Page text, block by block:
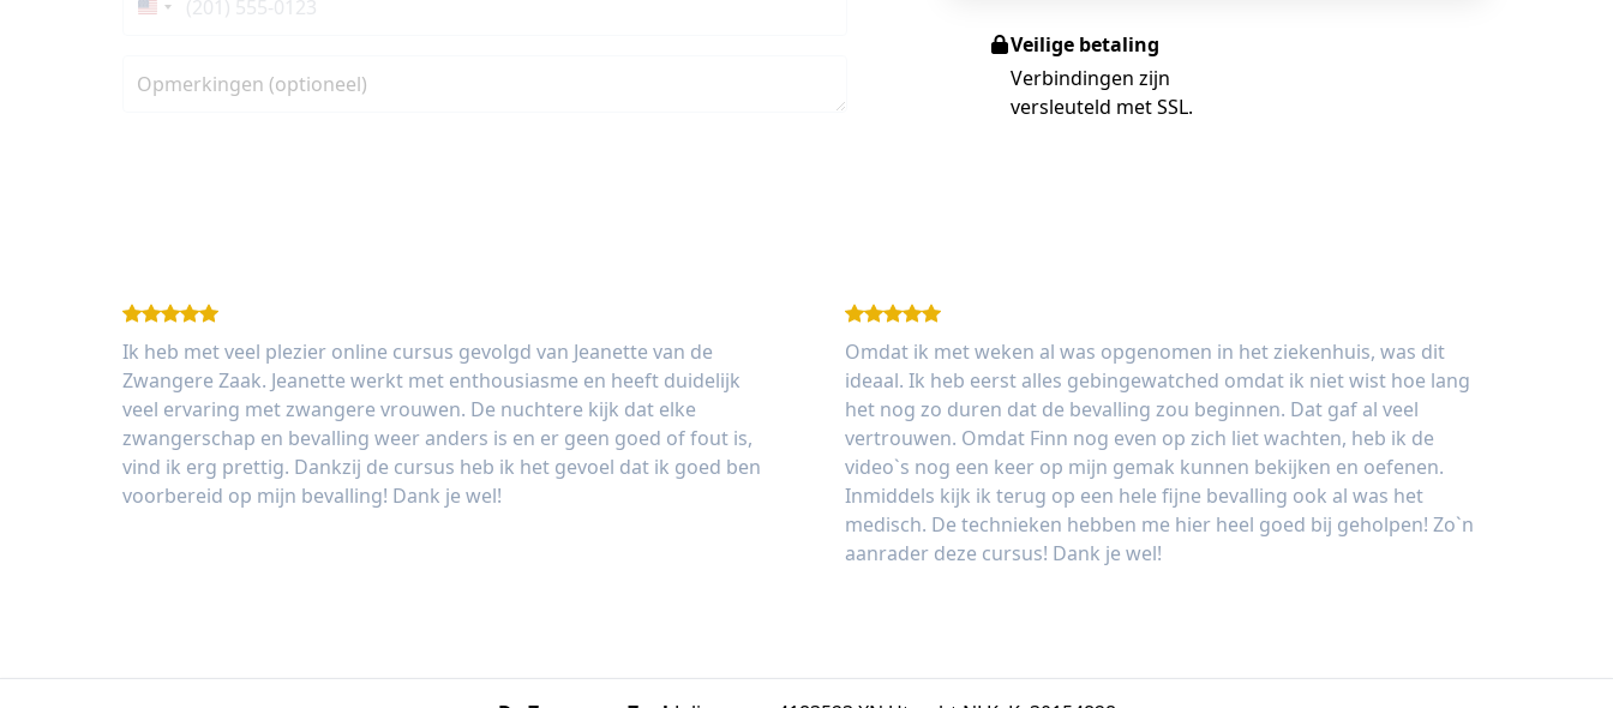
Verenigde
+1
Opmerkingen (optioneel)
Veilige betaling
Verbindingen zijn
versleuteld met SSL.
Ik heb met veel plezier online cursus gevolgd van Jeanette van de
Zwangere Zaak. Jeanette werkt met enthousiasme en heeft duidelijk
veel ervaring met zwangere vrouwen. De nuchtere kijk dat elke
zwangerschap en bevalling weer anders is en er geen goed of fout is,
vind ik erg prettig. Dankzij de cursus heb ik het gevoel dat ik goed ben
voorbereid op mijn bevalling! Dank je wel!
Omdat ik met weken al was opgenomen in het ziekenhuis, was dit
ideaal. Ik heb eerst alles gebingewatched omdat ik niet wist hoe lang
het nog zo duren dat de bevalling zou beginnen. Dat gaf al veel
vertrouwen. Omdat Finn nog even op zich liet wachten, heb ik de
video`s nog een keer op mijn gemak kunnen bekijken en oefenen.
Inmiddels kijk ik terug op een hele fijne bevalling ook al was het
medisch. De technieken hebben me hier heel goed bij geholpen! Zo`n
aanrader deze cursus! Dank je wel!